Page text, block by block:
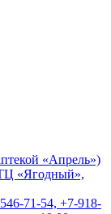
«Апрель»)
«Ягодный»,
71-54, +7-918-